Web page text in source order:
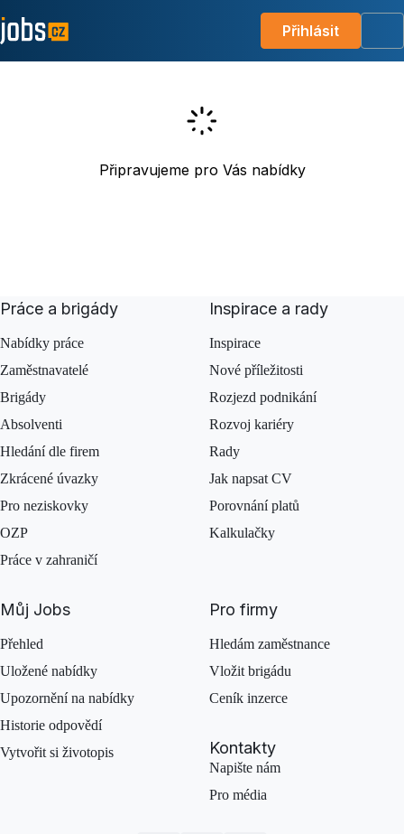
Přihlásit
Připravujeme pro Vás nabídky
Práce a brigády
Nabídky práce
Zaměstnavatelé
Brigády
Absolventi
Hledání dle firem
Zkrácené úvazky
Pro neziskovky
OZP
Práce v zahraničí
Inspirace a rady
Inspirace
Nové příležitosti
Rozjezd podnikání
Rozvoj kariéry
Rady
Jak napsat CV
Porovnání platů
Kalkulačky
Můj Jobs
Přehled
Uložené nabídky
Upozornění na nabídky
Historie odpovědí
Vytvořit si životopis
Pro firmy
Hledám zaměstnance
Vložit brigádu
Ceník inzerce
Kontakty
Napište nám
Pro média